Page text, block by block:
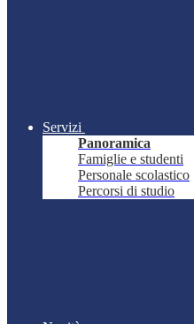
Servizi
Panoramica
Famiglie e studenti
Personale scolastico
Percorsi di studio